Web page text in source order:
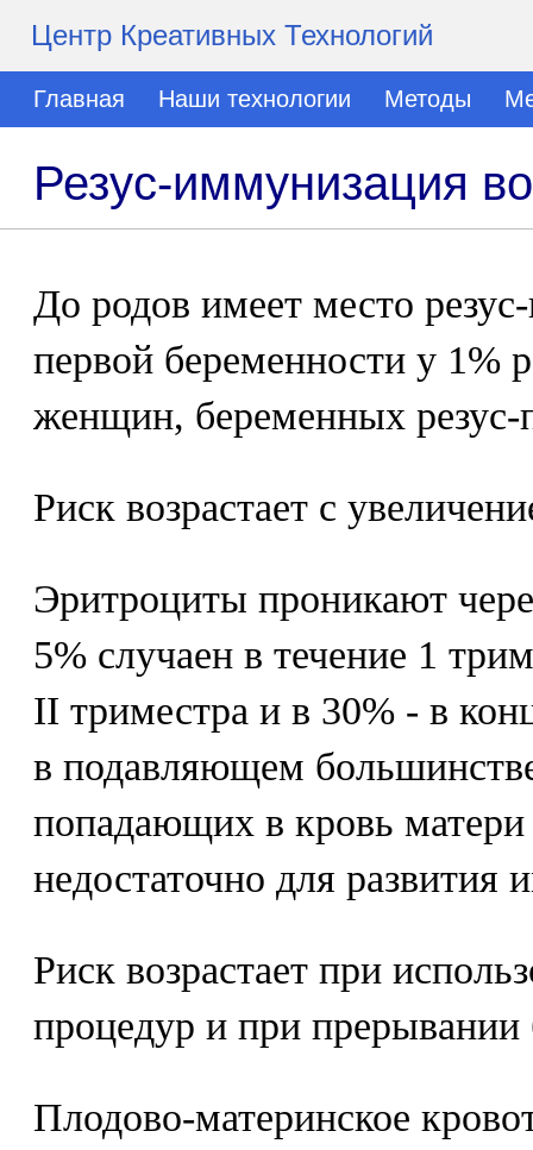
Центр Креативных Технологий
Главная Наши технологии Методы
Резус-иммунизация
До родов имеет место
первой беременности у 1%
женщин, беременных
Риск возрастает с
Эритроциты проникают
5% случаен в течение 1
II триместра и в 30% - в
в подавляющем
попадающих в кровь матери
недостаточно для развития
Риск возрастает при
процедур и при прерывании
Плодово-материнское